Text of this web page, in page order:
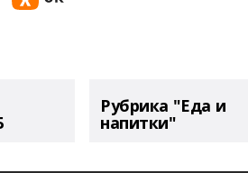
Рубрика "Еда и
напитки"